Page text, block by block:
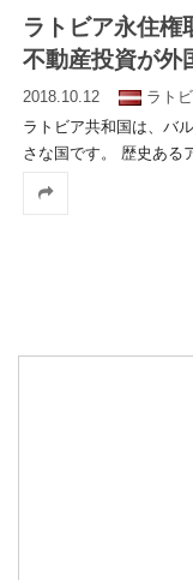
ラトビア永住権
不動産投資が外
2018.10.12 ラト
ラトビア共和国は、バ
さな国です。 歴史ある